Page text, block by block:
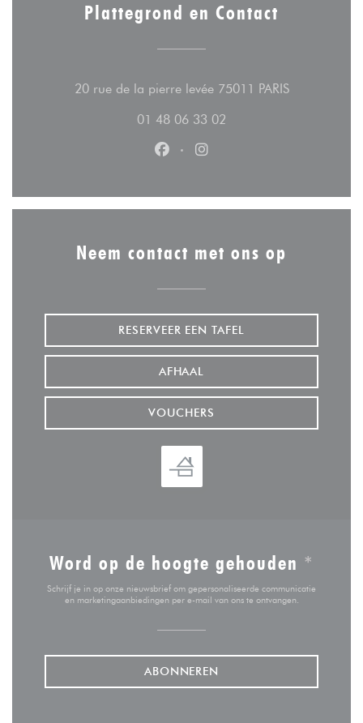
Plattegrond en Contact
20 rue de la pierre levée 75011 PARIS((opent in
01 48 06 33 02
Facebook ((opent in een nieuw
Instagram ((opent in een
Neem contact met ons op
RESERVEER EEN TAFEL
AFHAAL
VOUCHERS
Word op de hoogte gehouden *
Schrijf je in op onze nieuwsbrief om gepersonaliseerde communicatie
en marketingaanbiedingen per e-mail van ons te ontvangen.
ABONNEREN